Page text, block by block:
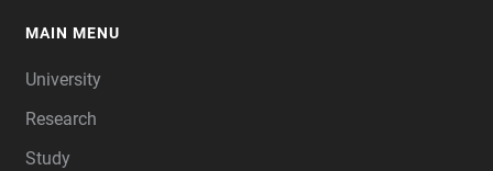
MAIN MENU
University
Research
Study